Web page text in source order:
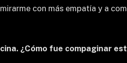
con más empatía y a
¿Cómo fue compaginar